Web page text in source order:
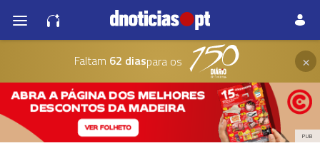
Faltam 62 diaspara os ×
PUB